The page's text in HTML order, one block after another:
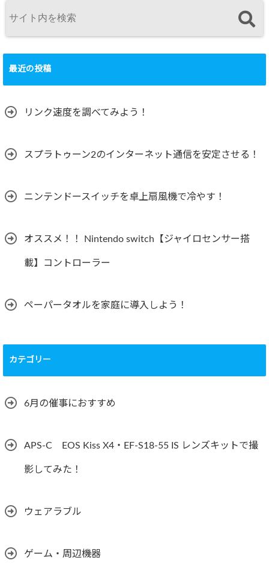
最近の投稿
リンク速度を調べてみよう！
スプラトゥーン2のインターネット通信を安定させる！
ニンテンドースイッチを卓上扇風機で冷やす！
オススメ！！ Nintendo switch【ジャイロセンサー搭
載】コントローラー
ペーパータオルを家庭に導入しよう！
カテゴリー
6月の催事におすすめ
APS-C EOS Kiss X4・EF-S18-55 IS レンズキットで撮
影してみた！
ウェアラブル
ゲーム・周辺機器